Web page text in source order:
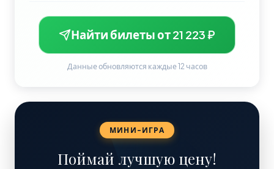
Найти билеты от 21 223 ₽
Данные обновляются каждые 12 часов
МИНИ-ИГРА
Поймай лучшую цену!